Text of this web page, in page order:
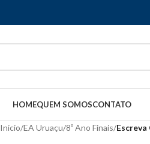
HOMEQUEM SOMOSCONTATO
Início/EA Uruaçu/8º Ano Finais/Escreva